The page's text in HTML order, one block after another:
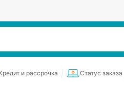
и рассрочка Статус заказа